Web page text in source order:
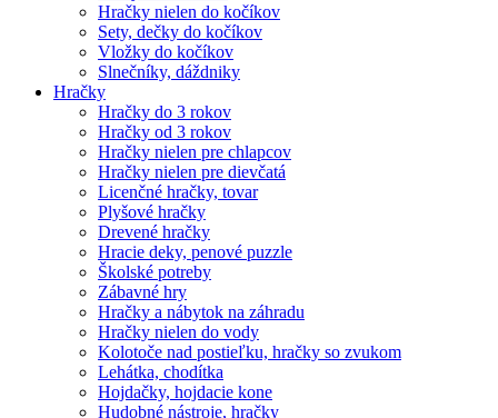
Hračky nielen do kočíkov
Sety, dečky do kočíkov
Vložky do kočíkov
Slnečníky, dáždniky
Hračky
Hračky do 3 rokov
Hračky od 3 rokov
Hračky nielen pre chlapcov
Hračky nielen pre dievčatá
Licenčné hračky, tovar
Plyšové hračky
Drevené hračky
Hracie deky, penové puzzle
Školské potreby
Zábavné hry
Hračky a nábytok na záhradu
Hračky nielen do vody
Kolotoče nad postieľku, hračky so zvukom
Lehátka, chodítka
Hojdačky, hojdacie kone
Hudobné nástroje, hračky